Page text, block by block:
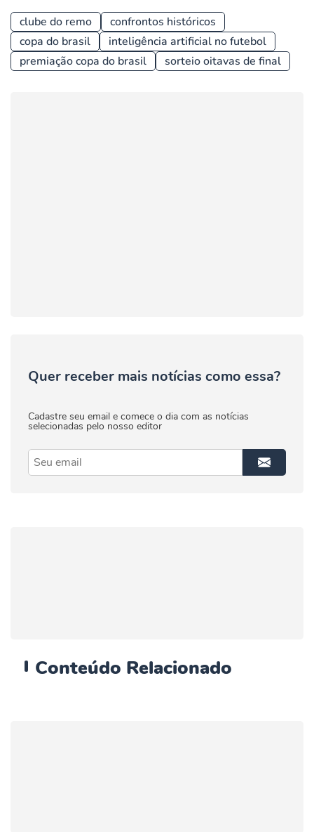
clube do remo
confrontos históricos
copa do brasil
inteligência artificial no futebol
premiação copa do brasil
sorteio oitavas de final
Quer receber mais notícias como essa?
Cadastre seu email e comece o dia com as notícias
selecionadas pelo nosso editor
Conteúdo Relacionado